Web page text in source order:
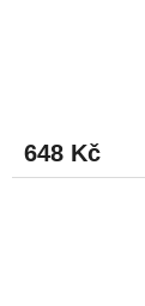
648 Kč